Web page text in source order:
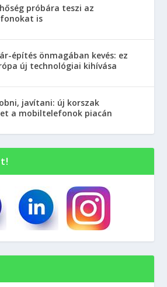
próbára teszi az
is
építés önmagában kevés: ez
új technológiai kihívása
javítani: új korszak
a mobiltelefonok piacán